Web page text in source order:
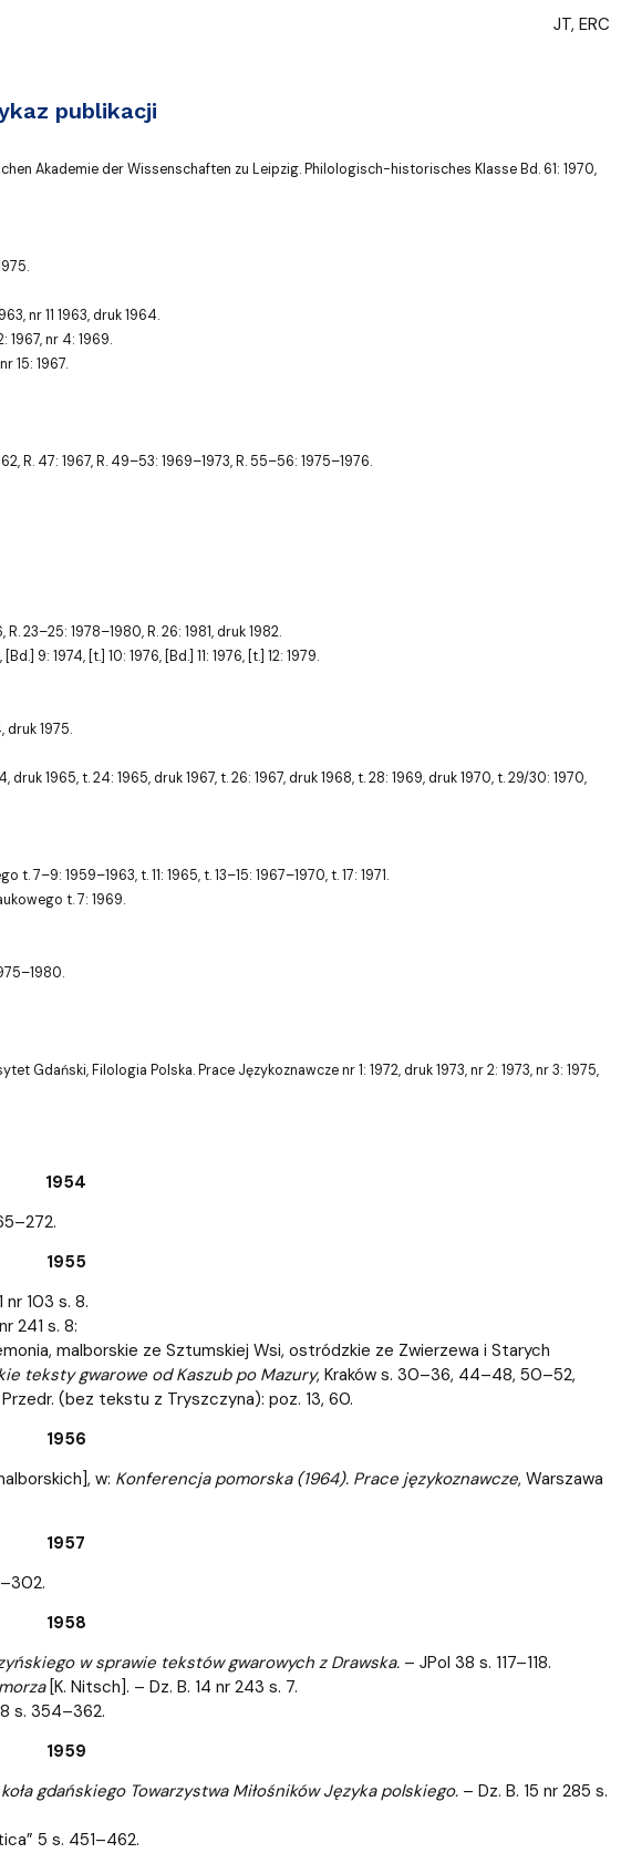
JT, ERC
publikacji
Akademie der Wissenschaften zu Leipzig. Philologisch-historisches Klasse Bd. 61: 1970,
nr 11 1963, druk 1964.
1967, nr 4: 1969.
15: 1967.
R. 47: 1967, R. 49–53: 1969–1973, R. 55–56: 1975–1976.
R. 23–25: 1978–1980, R. 26: 1981, druk 1982.
9: 1974, [t.] 10: 1976, [Bd.] 11: 1976, [t.] 12: 1979.
druk 1975.
druk 1965, t. 24: 1965, druk 1967, t. 26: 1967, druk 1968, t. 28: 1969, druk 1970, t. 29/30: 1970,
1959–1963, t. 11: 1965, t. 13–15: 1967–1970, t. 17: 1971.
t. 7: 1969.
Gdański, Filologia Polska. Prace Językoznawcze nr 1: 1972, druk 1973, nr 2: 1973, nr 3: 1975,
1954
1955
nr 103 s. 8.
241 s. 8:
malborskie ze Sztumskiej Wsi, ostródzkie ze Zwierzewa i Starych
teksty gwarowe od Kaszub po Mazury, Kraków s. 30–36, 44–48, 50–52,
(bez tekstu z Tryszczyna): poz. 13, 60.
1956
w: Konferencja pomorska (1964). Prace językoznawcze, Warszawa
1957
1958
w sprawie tekstów gwarowych z Drawska.– JPol 38 s. 117–118.
[K. Nitsch]. – Dz. B. 14 nr 243 s. 7.
s. 354–362.
1959
gdańskiego Towarzystwa Miłośników Języka polskiego.– Dz. B. 15 nr 285 s.
5 s. 451–462.